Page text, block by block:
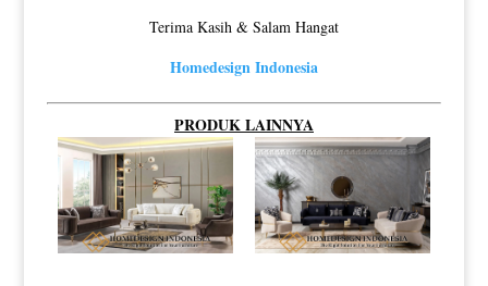
Terima Kasih & Salam Hangat
Homedesign Indonesia
PRODUK LAINNYA